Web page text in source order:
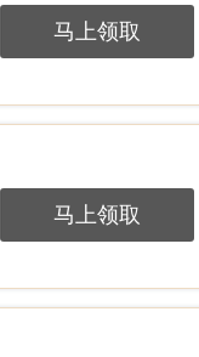
马上领取
马上领取